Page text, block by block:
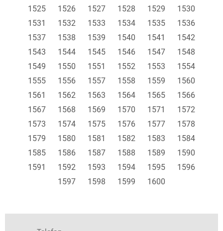
1525 1526 1527 1528 1529
1530
1531
1532 1533 1534 1535
1536
1537
1538 1539 1540 1541
1542
1543
1544 1545 1546 1547
1548
1549
1550 1551 1552 1553
1554
1555
1556 1557 1558 1559
1560
1561
1562 1563 1564 1565
1566
1567
1568 1569 1570 1571
1572
1573
1574 1575 1576 1577
1578
1579
1580 1581 1582 1583
1584
1585
1586 1587 1588 1589
1590
1591
1592 1593 1594 1595
1596
1597
1598 1599 1600